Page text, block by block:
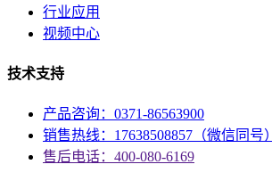
行业应用
视频中心
技术支持
产品咨询：0371-86563900
销售热线：17638508857（微信同号）
售后电话：400-080-6169